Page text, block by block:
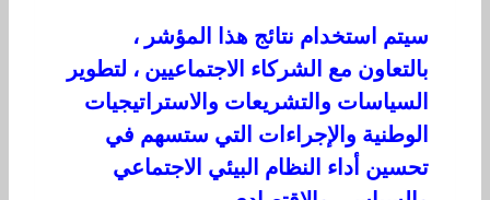
سيتم استخدام نتائج هذا المؤشر ،
بالتعاون مع الشركاء الاجتماعيين ، لتطوير
السياسات والتشريعات والاستراتيجيات
الوطنية والإجراءات التي ستسهم في
تحسين أداء النظام البيئي الاجتماعي